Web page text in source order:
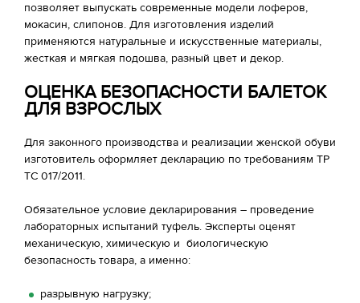
позволяет выпускать современные модели лоферов,
мокасин, слипонов. Для изготовления изделий
применяются натуральные и искусственные материалы,
жесткая и мягкая подошва, разный цвет и декор.
ОЦЕНКА БЕЗОПАСНОСТИ БАЛЕТОК
ДЛЯ ВЗРОСЛЫХ
Для законного производства и реализации женской обуви
изготовитель оформляет декларацию по требованиям ТР
ТС 017/2011.
Обязательное условие декларирования – проведение
лабораторных испытаний туфель. Эксперты оценят
механическую, химическую и биологическую
безопасность товара, а именно:
разрывную нагрузку;